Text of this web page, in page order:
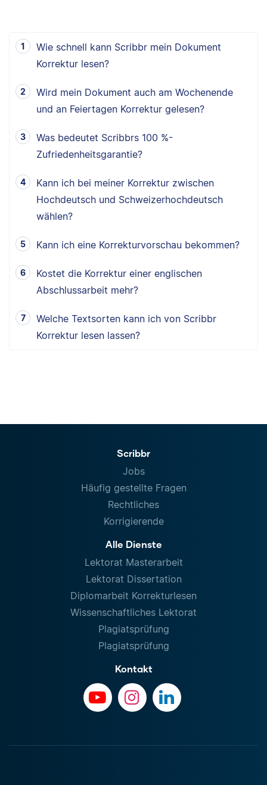
Wie schnell kann Scribbr mein Dokument
Korrektur lesen?
Wird mein Dokument auch am Wochenende
und an Feiertagen Korrektur gelesen?
Was bedeutet Scribbrs 100 %-
Zufriedenheitsgarantie?
Kann ich bei meiner Korrektur zwischen
Hochdeutsch und Schweizerhochdeutsch
wählen?
Kann ich eine Korrekturvorschau bekommen?
Kostet die Korrektur einer englischen
Abschlussarbeit mehr?
Welche Textsorten kann ich von Scribbr
Korrektur lesen lassen?
Scribbr
Jobs
Häufig gestellte Fragen
Rechtliches
Korrigierende
Alle Dienste
Lektorat Masterarbeit
Lektorat Dissertation
Diplomarbeit Korrekturlesen
Wissenschaftliches Lektorat
Plagiatsprüfung
Plagiatsprüfung
Kontakt